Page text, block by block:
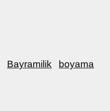
Bayramilik boyama